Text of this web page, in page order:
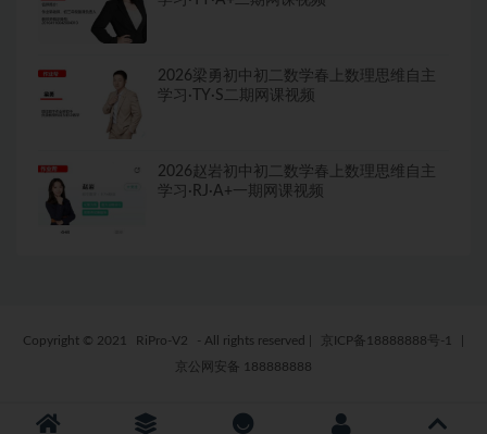
2026梁勇初中初二数学春上数理思维自主
学习·TY·S二期网课视频
2026赵岩初中初二数学春上数理思维自主
学习·RJ·A+一期网课视频
Copyright © 2021 RiPro-V2 - All rights reserved 京ICP备18888888号-1
京公网安备 188888888